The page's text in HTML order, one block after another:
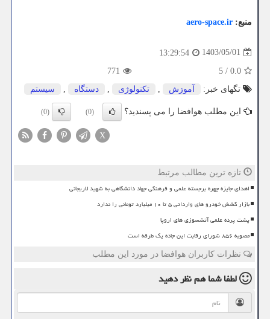
منبع: aero-space.ir
1403/05/01
13:29:54
0.0
/
5
771
تگهای خبر:
آموزش , تكنولوژی , دستگاه , سیستم
این مطلب هوافضا را می پسندید؟ (0)
(0)
X
تازه ترین مطالب مرتبط
اهدای جایزه چهره برجسته علمی و فرهنگی جهاد دانشگاهی به شهید لاریجانی
بازار کشش خودرو های وارداتی ۵ تا ۱۰ میلیارد تومانی را ندارد
پشت پرده علمی آتشسوزی های اروپا
مصوبه ۸۵۶ شورای رقابت این جاده یک طرفه است
نظرات کاربران هوافضا در مورد این مطلب
لطفا شما همنظر دهید